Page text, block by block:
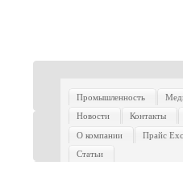
Промышленность
Новости
Контакты
О компании
Прайс
Статьи